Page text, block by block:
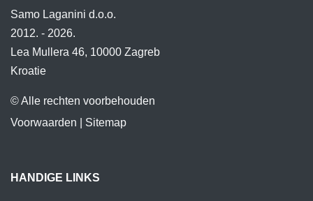
Samo Laganini d.o.o.
2012. - 2026.
Lea Mullera 46, 10000 Zagreb
Kroatie
© Alle rechten voorbehouden
Voorwaarden
Sitemap
HANDIGE LINKS